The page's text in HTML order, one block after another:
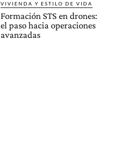
VIVIENDA Y ESTILO DE VIDA
Formación STS en drones:
el paso hacia operaciones
avanzadas